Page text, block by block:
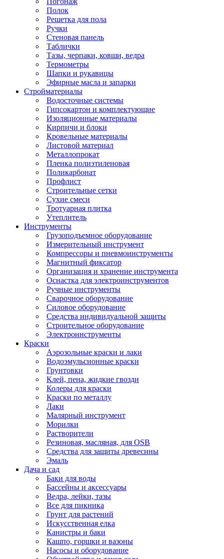
Полок
Решетка для пола
Ручки
Стеновая панель
Таблички
Тазы, черпаки, ковши, ведра
Термометры
Шапки и рукавицы
Эфирные масла и запарки
Стройматериалы
Водосточные системы
Гипсокартон и комплектующие
Изоляционные материалы
Кирпичи и блоки
Кровельные материалы
Листовой материал
Металлопрокат
Пленка полиэтиленовая
Поликарбонат
Профлист
Строительные сетки
Сухие смеси
Тротуарная плитка
Утеплитель
Инструменты
Грузоподъемное оборудование
Измерительный инструмент
Компрессоры и пневмоинструменты
Магнитный фиксатор
Организация и хранение инструмента
Оснастка для электроинструментов
Ручные инструменты
Сварочное оборудование
Силовое оборудование
Средства индивидуальной защиты
Строительное оборудование
Электроинструменты
Краски
Аэрозольные краски и лаки
Водоэмульсионные краски
Грунтовки
Клей, пена, жидкие гвозди
Колеры для краски
Краски по металлу
Лаки
Малярный инструмент
Морилки
Растворители
Резиновая, масляная, для OSB
Средства для защиты древесины
Эмаль
Дача и сад
Баки для воды
Бассейны и аксессуары
Ведра, лейки, тазы
Все для пикника
Грунт для растений
Искусственная елка
Канистры и баки
Кашпо, горшки и вазоны
Насосы и оборудование